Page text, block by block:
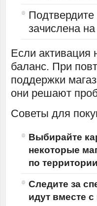
зачислена на
Если активация
баланс. При
поддержки
они решают
Советы для
Выбирайте
некоторые
по
Следите за
идут вместе